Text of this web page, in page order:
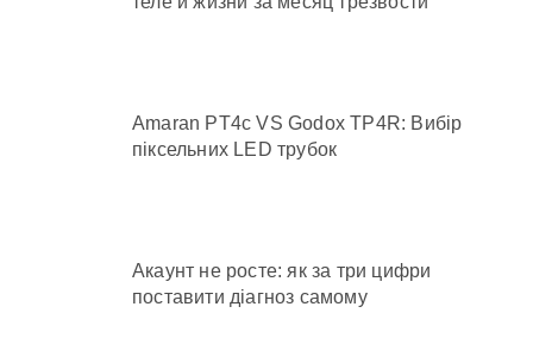
Amaran PT4c VS Godox TP4R: Вибір
піксельних LED трубок
Акаунт не росте: як за три цифри
поставити діагноз самому